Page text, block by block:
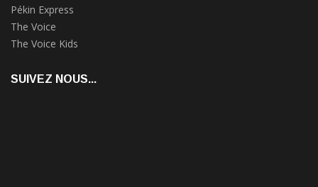
Pékin Express
The Voice
The Voice Kids
SUIVEZ NOUS...